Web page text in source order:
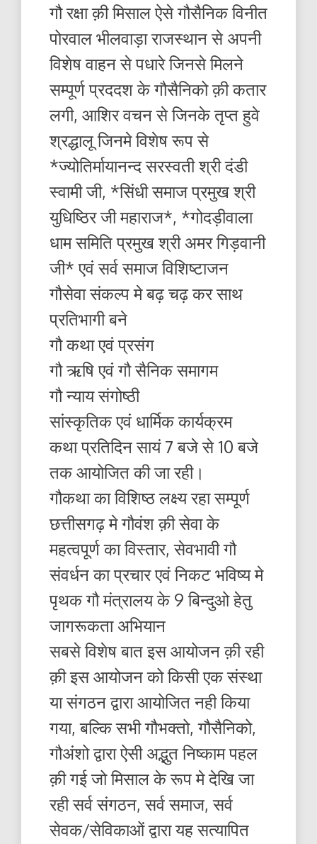
गौ रक्षा क़ी मिसाल ऐसे गौसैनिक विनीत
पोरवाल भीलवाड़ा राजस्थान से अपनी
विशेष वाहन से पधारे जिनसे मिलने
सम्पूर्ण प्रददश के गौसैनिको क़ी कतार
लगी, आशिर वचन से जिनके तृप्त हुवे
श्रद्धालू जिनमे विशेष रूप से
*ज्योतिर्मायानन्द सरस्वती श्री दंडी
स्वामी जी, *सिंधी समाज प्रमुख श्री
युधिष्ठिर जी महाराज*, *गोदड़ीवाला
धाम समिति प्रमुख श्री अमर गिड़वानी
जी* एवं सर्व समाज विशिष्टाजन
गौसेवा संकल्प मे बढ़ चढ़ कर साथ
प्रतिभागी बने
गौ कथा एवं प्रसंग
गौ ऋषि एवं गौ सैनिक समागम
गौ न्याय संगोष्ठी
सांस्कृतिक एवं धार्मिक कार्यक्रम
कथा प्रतिदिन सायं 7 बजे से 10 बजे
तक आयोजित की जा रही।
गौकथा का विशिष्ठ लक्ष्य रहा सम्पूर्ण
छत्तीसगढ़ मे गौवंश क़ी सेवा के
महत्वपूर्ण का विस्तार, सेवभावी गौ
संवर्धन का प्रचार एवं निकट भविष्य मे
पृथक गौ मंत्रालय के 9 बिन्दुओ हेतु
जागरूकता अभियान
सबसे विशेष बात इस आयोजन क़ी रही
क़ी इस आयोजन को किसी एक संस्था
या संगठन द्वारा आयोजित नही किया
गया, बल्कि सभी गौभक्तो, गौसैनिको,
गौअंशो द्वारा ऐसी अद्भुत निष्काम पहल
क़ी गई जो मिसाल के रूप मे देखि जा
रही सर्व संगठन, सर्व समाज, सर्व
सेवक/सेविकाओं द्वारा यह सत्यापित